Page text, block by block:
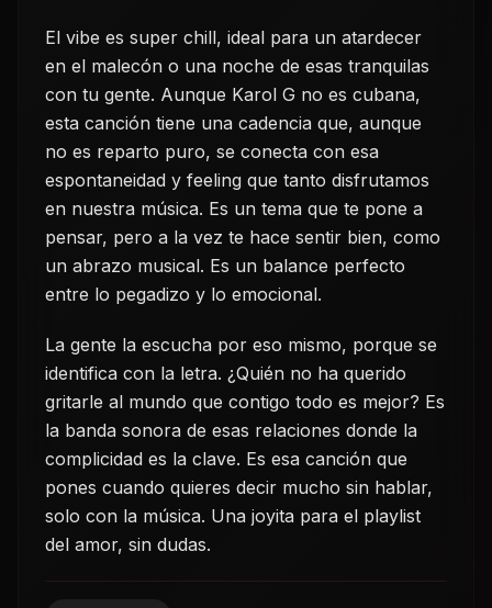
El vibe es super chill, ideal para un atardecer
en el malecón o una noche de esas tranquilas
con tu gente. Aunque Karol G no es cubana,
esta canción tiene una cadencia que, aunque
no es reparto puro, se conecta con esa
espontaneidad y feeling que tanto disfrutamos
en nuestra música. Es un tema que te pone a
pensar, pero a la vez te hace sentir bien, como
un abrazo musical. Es un balance perfecto
entre lo pegadizo y lo emocional.
La gente la escucha por eso mismo, porque se
identifica con la letra. ¿Quién no ha querido
gritarle al mundo que contigo todo es mejor? Es
la banda sonora de esas relaciones donde la
complicidad es la clave. Es esa canción que
pones cuando quieres decir mucho sin hablar,
solo con la música. Una joyita para el playlist
del amor, sin dudas.